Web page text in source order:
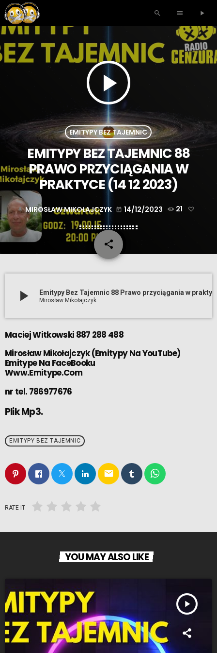
search menu play_arrow
play_arrow
EMITYPY BEZ TAJEMNIC
EMITYPY BEZ TAJEMNIC 88
PRAWO PRZYCIĄGANIA W
PRAKTYCE (14 12 2023)
mic MIROSŁAW MIKOŁAJCZYK today 14/12/2023 21
share
email
play_arrow Mirosław Mikołajczyk
Maciej Witkowski 887 288 488
Mirosław Mikołajczyk(Emitypy Na YouTube)
Emitype Na FaceBooku
Www.Emitype.Com
nr tel. 786977676
Plik Mp3.
EMITYPY BEZ TAJEMNIC
email
RATE IT
YOU MAY ALSO LIKE
play_arrow